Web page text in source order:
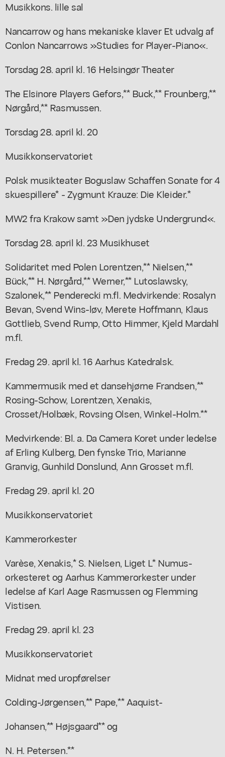
Musikkons. lille sal
Nancarrow og hans mekaniske klaver Et udvalg af
Conlon Nancarrows »Studies for Player-Piano«.
Torsdag 28. april kl. 16 Helsingør Theater
The Elsinore Players Gefors,** Buck,** Frounberg,**
Nørgård,** Rasmussen.
Torsdag 28. april kl. 20
Musikkonservatoriet
Polsk musikteater Boguslaw Schaffen Sonate for 4
skuespillere* - Zygmunt Krauze: Die Kleider.*
MW2 fra Krakow samt »Den jydske Undergrund«.
Torsdag 28. april kl. 23 Musikhuset
Solidaritet med Polen Lorentzen,** Nielsen,**
Bück,** H. Nørgård,** Werner,** Lutoslawsky,
Szalonek,** Penderecki m.fl. Medvirkende: Rosalyn
Bevan, Svend Wins-løv, Merete Hoffmann, Klaus
Gottlieb, Svend Rump, Otto Himmer, Kjeld Mardahl
m.fl.
Fredag 29. april kl. 16 Aarhus Katedralsk.
Kammermusik med et dansehjørne Frandsen,**
Rosing-Schow, Lorentzen, Xenakis,
Crosset/Holbæk, Rovsing Olsen, Winkel-Holm.**
Medvirkende: Bl. a. Da Camera Koret under ledelse
af Erling Kulberg, Den fynske Trio, Marianne
Granvig, Gunhild Donslund, Ann Grosset m.fl.
Fredag 29. april kl. 20
Musikkonservatoriet
Kammerorkester
Varèse, Xenakis,* S. Nielsen, Liget L* Numus-
orkesteret og Aarhus Kammerorkester under
ledelse af Karl Aage Rasmussen og Flemming
Vistisen.
Fredag 29. april kl. 23
Musikkonservatoriet
Midnat med uropførelser
Colding-Jørgensen,** Pape,** Aaquist-
Johansen,** Højsgaard** og
N. H. Petersen.**